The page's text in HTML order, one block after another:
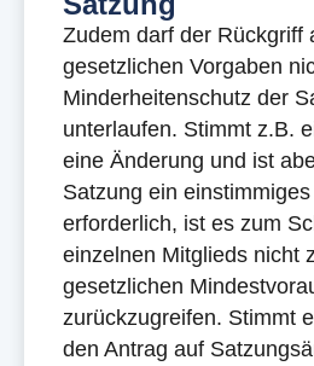
Zudem darf der Rückgriff
gesetzlichen Vorgaben
Minderheitenschutz der
unterlaufen. Stimmt z.B.
eine Änderung und ist
Satzung ein
erforderlich, ist es zum
einzelnen Mitglieds nicht
gesetzlichen
zurückzugreifen. Stimmt
den Antrag auf